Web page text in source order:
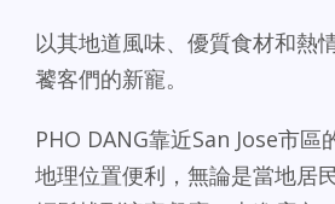
以其地道風味、優質食材和熱
饕客們的新寵。
PHO DANG靠近San Jose市區
地理位置便利，無論是當地居